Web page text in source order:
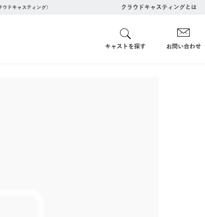
ドキャスティング） クラウドキャスティングとは
キャストを探す お問い合わせ